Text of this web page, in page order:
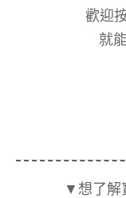
歡迎
就
▼想了解